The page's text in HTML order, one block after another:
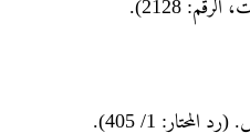
2128).
1/ 405).